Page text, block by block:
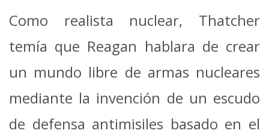
Como realista nuclear, Thatcher
temía que Reagan hablara de crear
un mundo libre de armas nucleares
mediante la invención de un escudo
de defensa antimisiles basado en el